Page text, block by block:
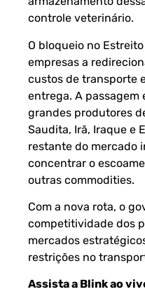
controle veterinário.
O bloqueio no
empresas a
custos de transporte
entrega. A
grandes produtores
Saudita, Irã, Iraque e
restante do mercado
concentrar o
outras commodities.
Com a nova rota, o
competitividade dos
mercados
restrições no
Assista a Blink ao